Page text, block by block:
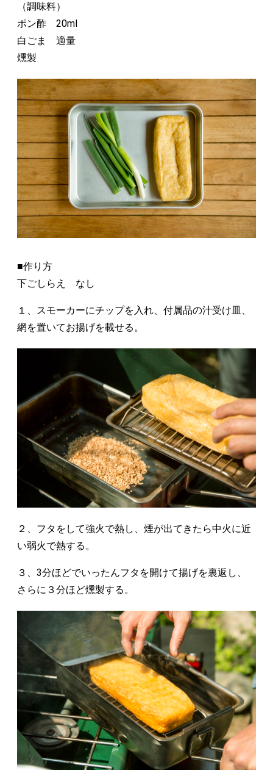
（調味料）
ポン酢 20ml
白ごま 適量
燻製
■作り方
下ごしらえ なし
１、スモーカーにチップを入れ、付属品の汁受け皿、
網を置いてお揚げを載せる。
２、フタをして強火で熱し、煙が出てきたら中火に近
い弱火で熱する。
３、3分ほどでいったんフタを開けて揚げを裏返し、
さらに３分ほど燻製する。